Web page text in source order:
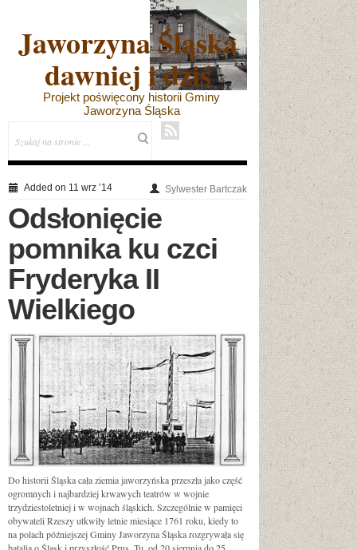
Jaworzyna Śląska
dawniej i dziś
Projekt poświęcony historii Gminy
Jaworzyna Śląska
Added on 11 wrz ’14 Sylwester Bartczak
Odsłonięcie
pomnika ku czci
Fryderyka II
Wielkiego
Do historii Śląska cała ziemia jaworzyńska przeszła jako część
ogromnych i najbardziej krwawych teatrów w wojnie
trzydziestoletniej i w wojnach śląskich. Szczególnie w pamięci
obywateli Rzeszy utkwiły letnie miesiące 1761 roku, kiedy to
na polach późniejszej Gminy Jaworzyna Śląska rozgrywała się